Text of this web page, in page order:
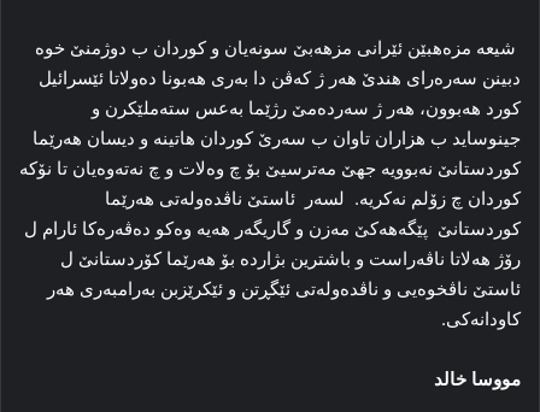
شیعە مزەهبێن ئێرانی مزهەبێ سونەیان و کوردان ب دوژمنێ خوە
دبینن سەرەرای هندێ هەر ژ کەڤن دا بەری هەبونا دەولاتا ئێسرائیل
کورد هەبوون، هەر ژ سەردەمێ رژێما بەعس ستەملێکرن و
جینوساید ب هزاران تاوان ب سەرێ کوردان هاتینە و دیسان هەرێما
کوردستانێ نەبوویە جهێ مەترسیێ بۆ چ وەلات و چ نەتەوەیان تا نۆکە
کوردان چ زۆلم نەکریە. لسەر ئاستێ ناڤدەولەتی هەرێما
کوردستانێ پێگەهەکێ مەزن و گاریگەر هەیە وەکو دەڤەرەکا ئارام ل
رۆژ هەلاتا ناڤەراست و باشترین بژاردە بۆ هەرێما کۆردستانێ ل
ئاستێ ناڤخوەیی و ناڤدەولەتی ئێگڕتن و ئێکرێزبن بەرامبەری هەر
کاودانەکی.
مووسا خالد